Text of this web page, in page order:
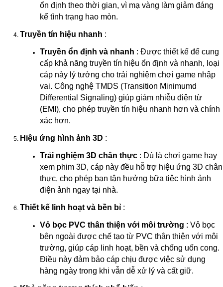
ổn định theo thời gian, vì mạ vàng làm giảm đáng
kể tình trạng hao mòn.
Truyền tín hiệu nhanh :
Truyền ổn định và nhanh : Được thiết kế để cung
cấp khả năng truyền tín hiệu ổn định và nhanh, loại
cáp này lý tưởng cho trải nghiệm chơi game nhập
vai. Công nghệ TMDS (Transition Minimumd
Differential Signaling) giúp giảm nhiễu điện từ
(EMI), cho phép truyền tín hiệu nhanh hơn và chính
xác hơn.
Hiệu ứng hình ảnh 3D :
Trải nghiệm 3D chân thực : Dù là chơi game hay
xem phim 3D, cáp này đều hỗ trợ hiệu ứng 3D chân
thực, cho phép bạn tận hưởng bữa tiệc hình ảnh
điện ảnh ngay tại nhà.
Thiết kế linh hoạt và bền bỉ :
Vỏ bọc PVC thân thiện với môi trường : Vỏ bọc
bên ngoài được chế tạo từ PVC thân thiện với môi
trường, giúp cáp linh hoạt, bền và chống uốn cong.
Điều này đảm bảo cáp chịu được việc sử dụng
hàng ngày trong khi vẫn dễ xử lý và cất giữ.